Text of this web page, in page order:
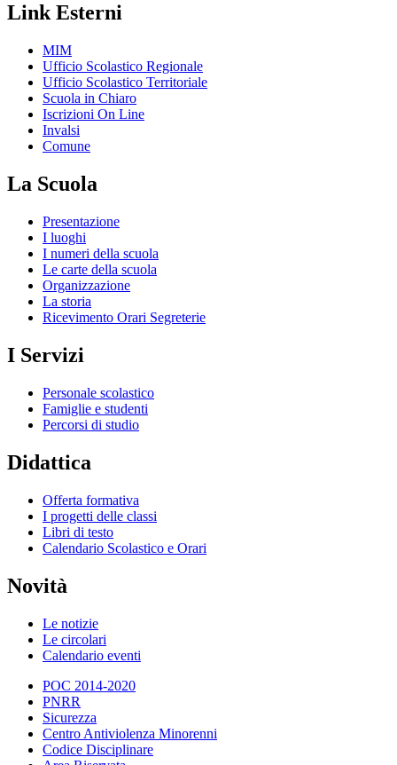
Link Esterni
MIM
Ufficio Scolastico Regionale
Ufficio Scolastico Territoriale
Scuola in Chiaro
Iscrizioni On Line
Invalsi
Comune
La Scuola
Presentazione
I luoghi
I numeri della scuola
Le carte della scuola
Organizzazione
La storia
Ricevimento Orari Segreterie
I Servizi
Personale scolastico
Famiglie e studenti
Percorsi di studio
Didattica
Offerta formativa
I progetti delle classi
Libri di testo
Calendario Scolastico e Orari
Novità
Le notizie
Le circolari
Calendario eventi
POC 2014-2020
PNRR
Sicurezza
Centro Antiviolenza Minorenni
Codice Disciplinare